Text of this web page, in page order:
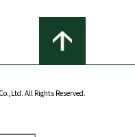
All Rights Reserved.